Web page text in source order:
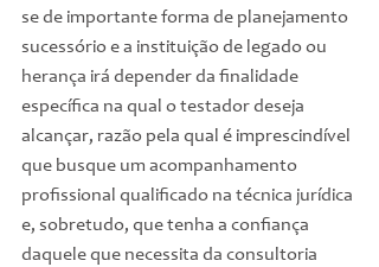
se de importante forma de planejamento
sucessório e a instituição de legado ou
herança irá depender da finalidade
específica na qual o testador deseja
alcançar, razão pela qual é imprescindível
que busque um acompanhamento
profissional qualificado na técnica jurídica
e, sobretudo, que tenha a confiança
daquele que necessita da consultoria